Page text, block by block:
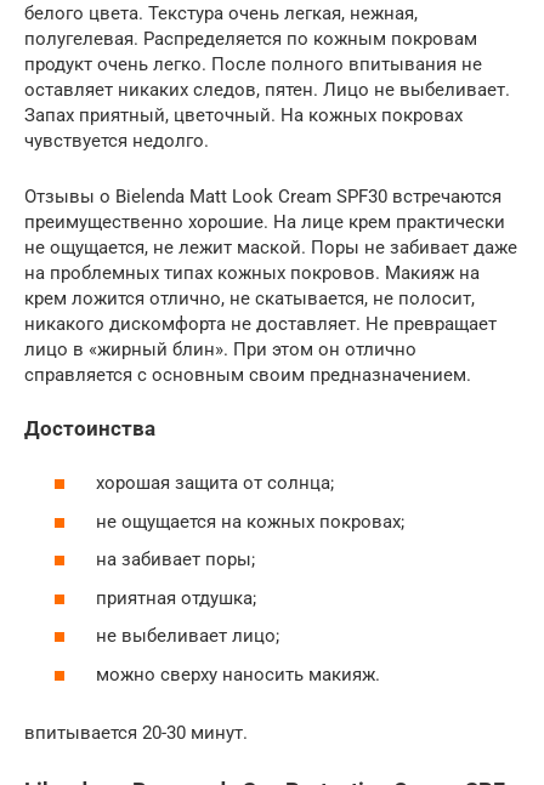
белого цвета. Текстура очень легкая, нежная,
полугелевая. Распределяется по кожным покровам
продукт очень легко. После полного впитывания не
оставляет никаких следов, пятен. Лицо не выбеливает.
Запах приятный, цветочный. На кожных покровах
чувствуется недолго.
Отзывы о Bielenda Matt Look Cream SPF30 встречаются
преимущественно хорошие. На лице крем практически
не ощущается, не лежит маской. Поры не забивает даже
на проблемных типах кожных покровов. Макияж на
крем ложится отлично, не скатывается, не полосит,
никакого дискомфорта не доставляет. Не превращает
лицо в «жирный блин». При этом он отлично
справляется с основным своим предназначением.
Достоинства
хорошая защита от солнца;
не ощущается на кожных покровах;
на забивает поры;
приятная отдушка;
не выбеливает лицо;
можно сверху наносить макияж.
впитывается 20-30 минут.